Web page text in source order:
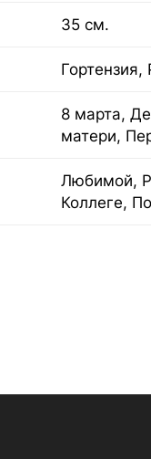
35 см.
Гортензия,
8 марта,
матери,
Любимой,
Коллеге,